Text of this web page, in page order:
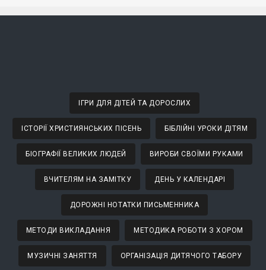
ІГРИ ДЛЯ ДІТЕЙ ТА ДОРОСЛИХ
ІСТОРІЇ ХРИСТИЯНСЬКИХ ПІСЕНЬ БІБЛІЙНІ УРОКИ ДІТЯМ
БІОГРАФІЇ ВЕЛИКИХ ЛЮДЕЙ ВИРОБИ СВОЇМИ РУКАМИ
ВЧИТЕЛЯМ НА ЗАМІТКУ ДЕНЬ У КАЛЕНДАРІ
ДОРОЖНІ НОТАТКИ ПИСЬМЕННИКА
МЕТОДИ ВИКЛАДАННЯ МЕТОДИКА РОБОТИ З ХОРОМ
МУЗИЧНІ ЗАНЯТТЯ ОРГАНІЗАЦІЯ ДИТЯЧОГО ТАБОРУ